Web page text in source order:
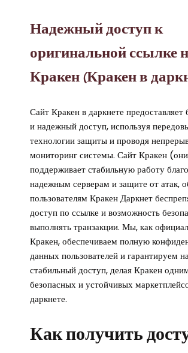
Надежный доступ к
оригинальной ссылке
Кракен (Кракен в
Сайт Кракен в даркнете предоставляет
и надежный доступ, используя
технологии защиты и проводя
мониторинг системы. Сайт Кракен
поддерживает стабильную работу
надежным серверам и защите от атак,
пользователям Кракен Даркнет
доступ по ссылке и возможность
выполнять транзакции. Мы, как
Кракен, обеспечиваем полную
данных пользователей и гарантируем
стабильный доступ, делая Кракен
безопасных и устойчивых
даркнете.
Как получить